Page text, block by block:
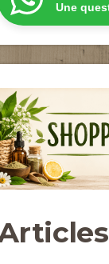
Une